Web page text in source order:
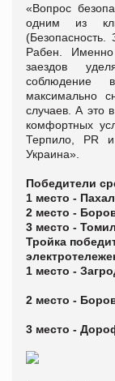
«Вопрос
одним из
Рабен.
заездов
соблюдение
максимально
случаев. А это
комфортных
Терпило, PR
Украина».
Победители
1 место -
2 место -
3 место -
Тройка
1 место -
2 место -
3 место -